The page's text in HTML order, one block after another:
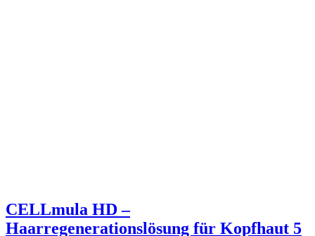
CELLmula HD –
Haarregenerationslösung für Kopfhaut 5